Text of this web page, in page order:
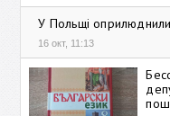
У Польщі оприлюднили
16 окт, 11:13